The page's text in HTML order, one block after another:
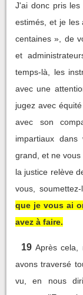
J'ai donc pris
estimés, et je les
centaines », de
et
temps-là, les
avec une
jugez avec
avec son
impartiaux
grand, et ne
la justice relève
vous,
que je vous ai
avez à faire.
19 Après cela,
avons traversé
vu, en nous